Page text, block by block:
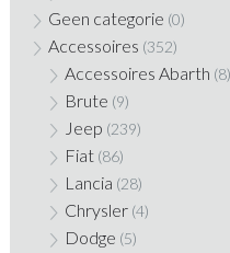
Geen categorie (0)
Accessoires (352)
Accessoires Abarth (8)
Brute (9)
Jeep (239)
Fiat (86)
Lancia (28)
Chrysler (4)
Dodge (5)